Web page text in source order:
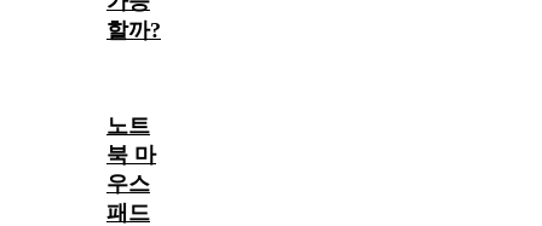
할까?
노트
북 마
우스
패드